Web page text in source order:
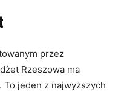
przez
Rzeszowa ma
To jeden z najwyższych